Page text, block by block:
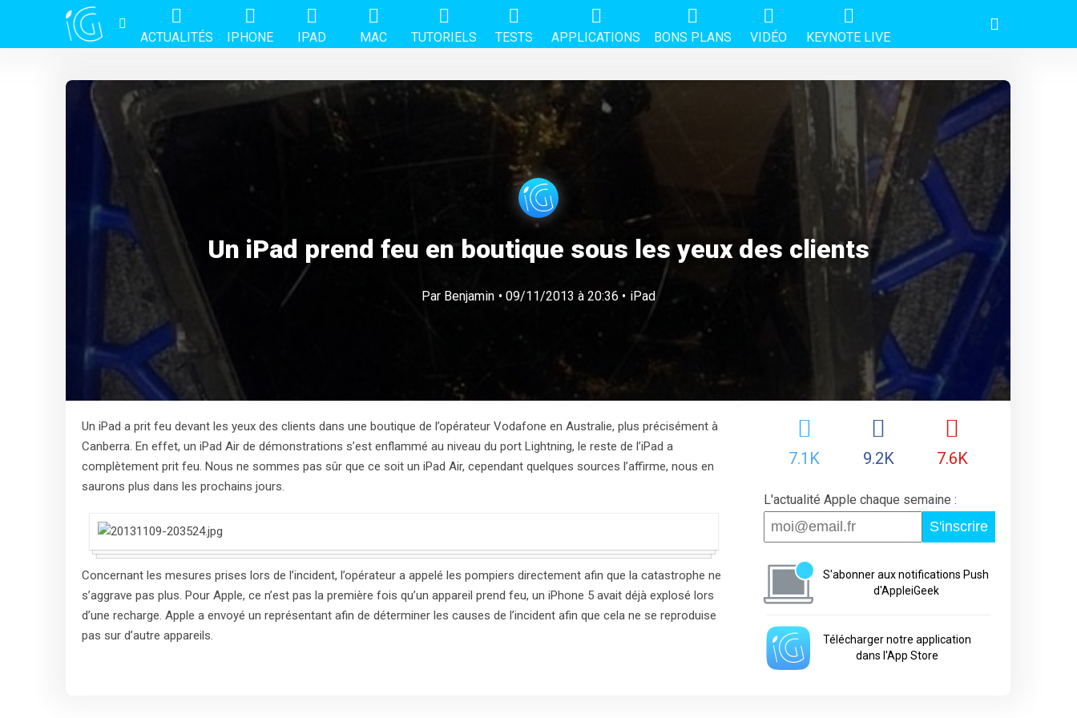
ACTUALITÉS IPHONE IPAD MAC TUTORIELS TESTS APPLICATIONS BONS PLANS VIDÉO KEYNOTE LIVE
Un iPad prend feu en boutique sous les yeux des clients
Par Benjamin • 09/11/2013 à 20:36 • iPad
Un iPad a prit feu devant les yeux des clients dans une boutique de l’opérateur Vodafone en Australie, plus précisément à
Canberra. En effet, un iPad Air de démonstrations s’est enflammé au niveau du port Lightning, le reste de l’iPad a
complètement prit feu. Nous ne sommes pas sûr que ce soit un iPad Air, cependant quelques sources l’affirme, nous en
saurons plus dans les prochains jours.
Concernant les mesures prises lors de l’incident, l’opérateur a appelé les pompiers directement afin que la catastrophe ne
s’aggrave pas plus. Pour Apple, ce n’est pas la première fois qu’un appareil prend feu, un iPhone 5 avait déjà explosé lors
d’une recharge. Apple a envoyé un représentant afin de déterminer les causes de l’incident afin que cela ne se reproduise
pas sur d’autre appareils.
7.1K 9.2K 7.6K
L'actualité Apple chaque semaine :
S'inscrire
S'abonner aux notifications Push
d'AppleiGeek
Télécharger notre application
dans l'App Store